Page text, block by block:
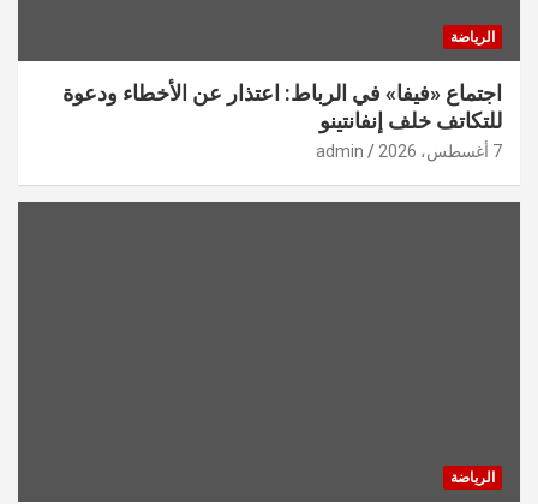
الرياضة
اجتماع «فيفا» في الرباط: اعتذار عن الأخطاء ودعوة
للتكاتف خلف إنفانتينو
7 أغسطس، 2026 admin
الرياضة